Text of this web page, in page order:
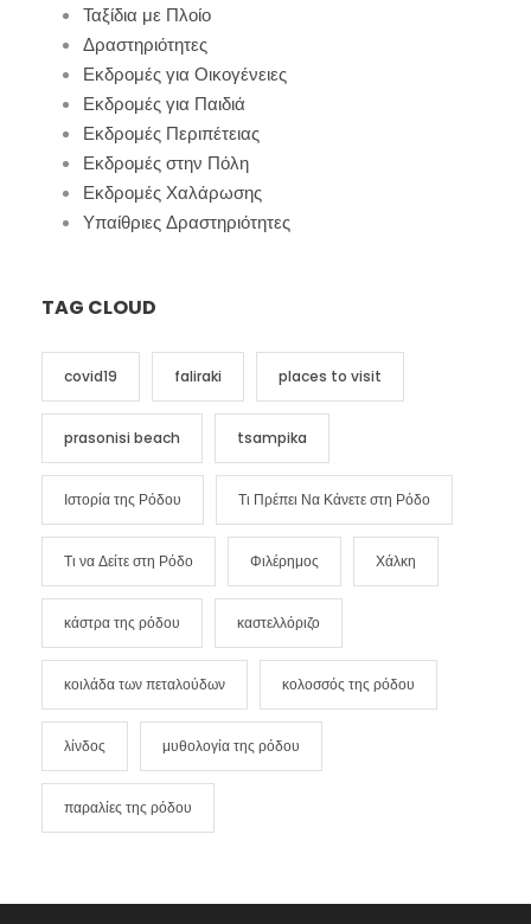
Ταξίδια με Πλοίο
Δραστηριότητες
Εκδρομές για Οικογένειες
Εκδρομές για Παιδιά
Εκδρομές Περιπέτειας
Εκδρομές στην Πόλη
Εκδρομές Χαλάρωσης
Υπαίθριες Δραστηριότητες
TAG CLOUD
covid19 faliraki places to visit
prasonisi beach tsampika
Ιστορία της Ρόδου Τι Πρέπει Να Κάνετε στη Ρόδο
Τι να Δείτε στη Ρόδο Φιλέρημος Χάλκη
κάστρα της ρόδου καστελλόριζο
κοιλάδα των πεταλούδων κολοσσός της ρόδου
λίνδος μυθολογία της ρόδου
παραλίες της ρόδου